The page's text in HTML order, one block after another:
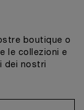
boutique o
le collezioni e
dei nostri